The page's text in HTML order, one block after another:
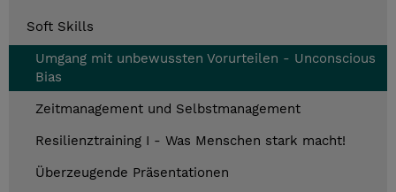
Soft Skills
Umgang mit unbewussten Vorurteilen - Unconscious
Bias
Zeitmanagement und Selbstmanagement
Resilienztraining I - Was Menschen stark macht!
Überzeugende Präsentationen